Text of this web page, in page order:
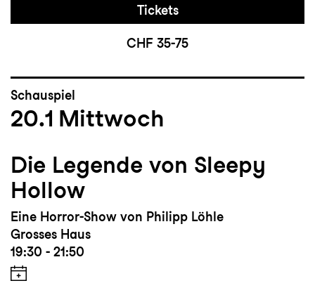
Tickets
CHF 35-75
Schauspiel
20.1 Mittwoch
Die Legende von Sleepy
Hollow
Eine Horror-Show von Philipp Löhle
Grosses Haus
19:30 - 21:50